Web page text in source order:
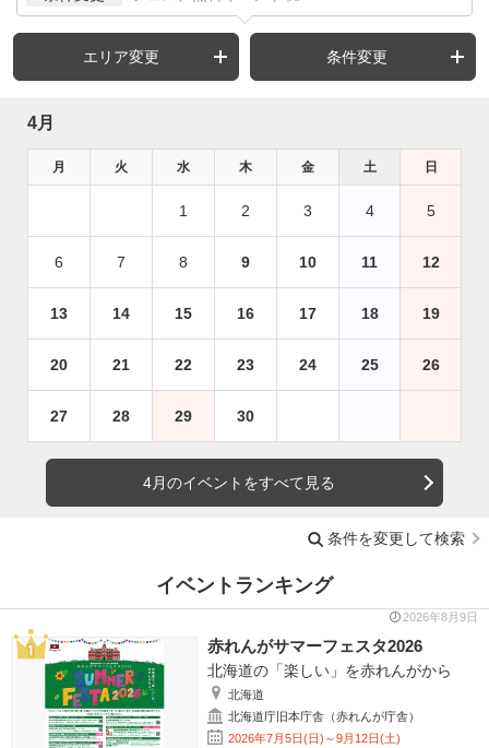
エリア変更 条件変更
4月
月 火 水 木 金 土 日
1 2 3 4 5
6 7 8 9 10 11 12
13 14 15 16 17 18 19
20 21 22 23 24 25 26
27 28 29 30
4月のイベントをすべて見る
条件を変更して検索
イベントランキング
2026年8月9日
赤れんがサマーフェスタ2026
北海道の「楽しい」を赤れんがから
北海道
北海道庁旧本庁舎（赤れんが庁舎）
2026年7月5日(日)～9月12日(土)